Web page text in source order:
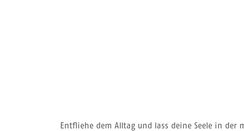
Entfliehe dem Alltag und lass deine Seele in der